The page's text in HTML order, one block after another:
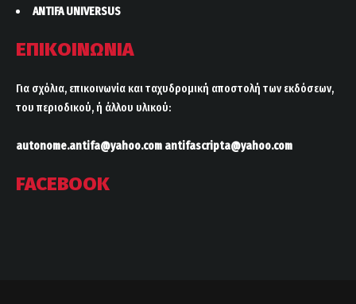
ANTIFA UNIVERSUS
ΕΠΙΚΟΙΝΩΝΙΑ
Για σχόλια, επικοινωνία και ταχυδρομική αποστολή των εκδόσεων,
του περιοδικού, ή άλλου υλικού:
autonome.antifa@yahoo.com antifascripta@yahoo.com
FACEBOOK